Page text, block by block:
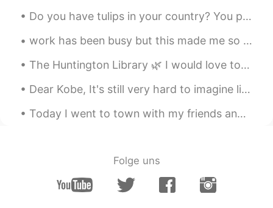
文章を書いた時よりも文法が正確だと言わ
れます…。 読書が欠けているのですかね？
By the way, you are Trilingual, right?!
That's so amazing! I'm struggling to learn
the language 😂
Shiho 2019.11.04 15:41
Your Japanese is just incredible.
おーーー！
Do you have tulips in your country? You put the bulbs in the ground in the fall before the snow, ...
work has been busy but this made me so happy and highlight for this month 🤩🤩🐕 it was a video my c...
The Huntington Library 🌿 I would love to visit again once conditions improve. There's so much to ...
Dear Kobe, It's still very hard to imagine life without you, my idol . I still can't believe it'...
Today I went to town with my friends and we went around the university campus. Does anyone know w...
Folge uns